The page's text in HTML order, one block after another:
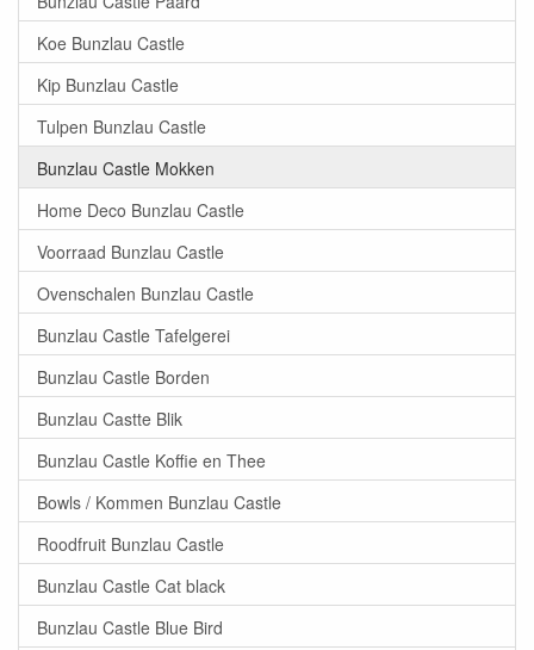
Koe Bunzlau Castle
Kip Bunzlau Castle
Tulpen Bunzlau Castle
Bunzlau Castle Mokken
Home Deco Bunzlau Castle
Voorraad Bunzlau Castle
Ovenschalen Bunzlau Castle
Bunzlau Castle Tafelgerei
Bunzlau Castle Borden
Bunzlau Castte Blik
Bunzlau Castle Koffie en Thee
Bowls / Kommen Bunzlau Castle
Roodfruit Bunzlau Castle
Bunzlau Castle Cat black
Bunzlau Castle Blue Bird